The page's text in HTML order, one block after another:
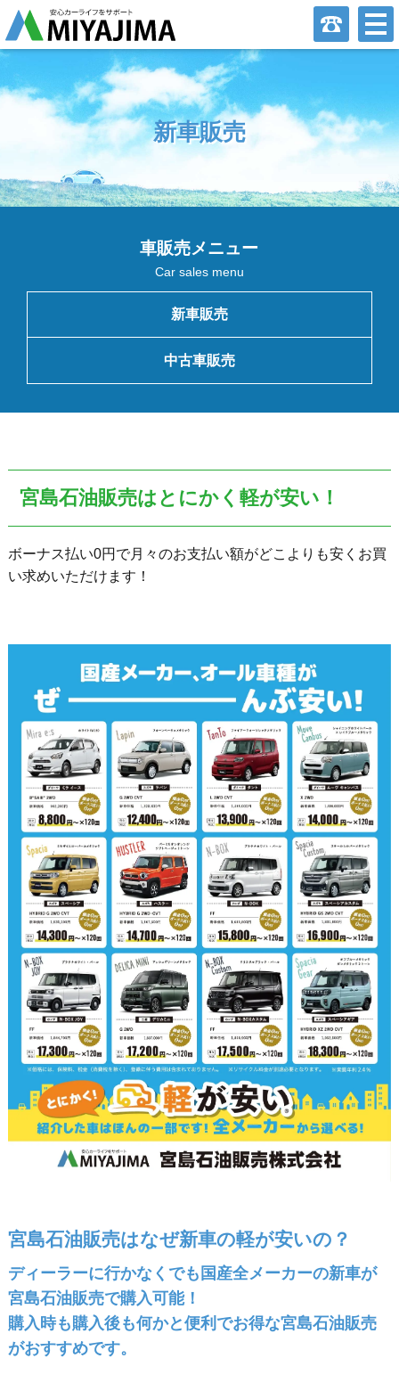
新車販売
車販売メニュー
Car sales menu
新車販売
中古車販売
宮島石油販売はとにかく軽が安い！
ボーナス払い0円で月々のお支払い額がどこよりも安くお買
い求めいただけます！
宮島石油販売はなぜ新車の軽が安いの？
ディーラーに行かなくでも国産全メーカーの新車が
宮島石油販売で購入可能！
購入時も購入後も何かと便利でお得な宮島石油販売
がおすすめです。